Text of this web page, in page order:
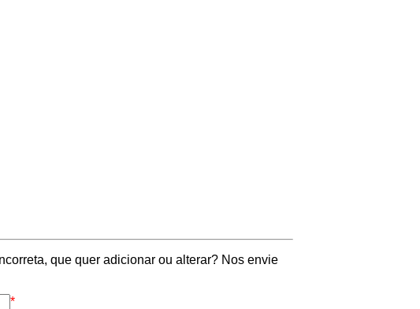
que quer adicionar ou alterar? Nos envie
*